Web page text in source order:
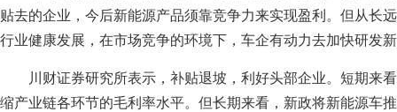
贴去的企业，今后新能源产品须靠竞争力来实现盈利。但从长
行业健康发展，在市场竞争的环境下，车企有动力去加快研发
川财证券研究所表示，补贴退坡，利好头部企业。短期来
缩产业链各环节的毛利率水平。但长期来看，新政将新能源车